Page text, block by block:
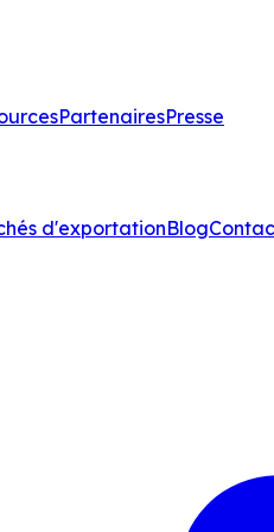
PartenairesPresse
d'exportationBlog